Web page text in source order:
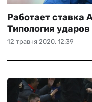
12 травня 2020, 12:39
Работает ставка
Типология